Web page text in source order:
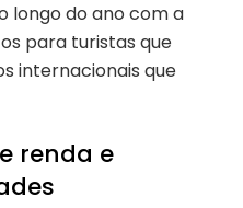
longo do ano com a
para turistas que
internacionais que
renda e